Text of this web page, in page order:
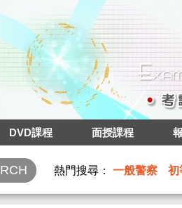
DVD課程 面授課程
熱門搜尋： 一般警察 初